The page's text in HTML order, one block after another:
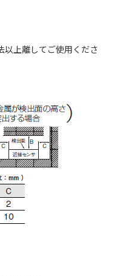
以上離してご使用くださ